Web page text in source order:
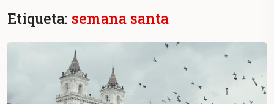
Etiqueta: semana santa